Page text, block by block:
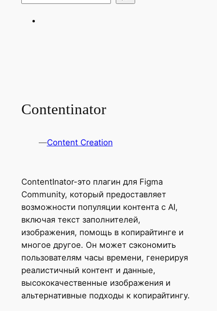
Contentinator
—Content Creation
ContentInator-это плагин для Figma
Community, который предоставляет
возможности популяции контента с AI,
включая текст заполнителей,
изображения, помощь в копирайтинге и
многое другое. Он может сэкономить
пользователям часы времени, генерируя
реалистичный контент и данные,
высококачественные изображения и
альтернативные подходы к копирайтингу.